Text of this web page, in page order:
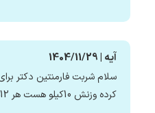
آیه | 1404/11/29
سلام شربت فارمنتین دکتر
کرده وزنش 10کیلو هست هر 12ساعت چند سی سی باید بدم